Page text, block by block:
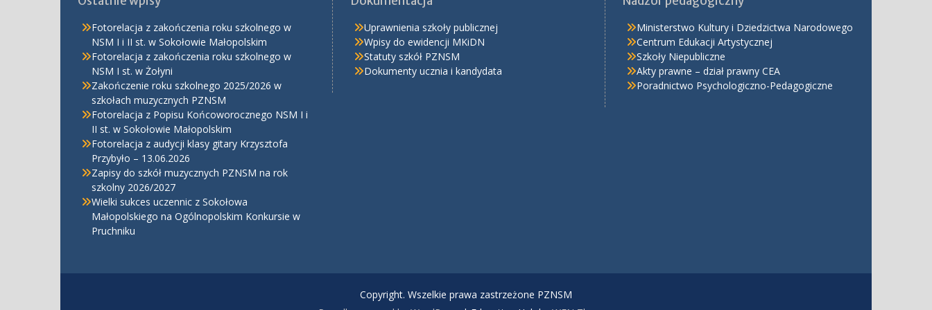
Fotorelacja z zakończenia roku szkolnego w
NSM I i II st. w Sokołowie Małopolskim
Fotorelacja z zakończenia roku szkolnego w
NSM I st. w Żołyni
Zakończenie roku szkolnego 2025/2026 w
szkołach muzycznych PZNSM
Fotorelacja z Popisu Końcoworocznego NSM I i
II st. w Sokołowie Małopolskim
Fotorelacja z audycji klasy gitary Krzysztofa
Przybyło – 13.06.2026
Zapisy do szkół muzycznych PZNSM na rok
szkolny 2026/2027
Wielki sukces uczennic z Sokołowa
Małopolskiego na Ogólnopolskim Konkursie w
Pruchniku
Uprawnienia szkoły publicznej
Wpisy do ewidencji MKiDN
Statuty szkół PZNSM
Dokumenty ucznia i kandydata
Ministerstwo Kultury i Dziedzictwa Narodowego
Centrum Edukacji Artystycznej
Szkoły Niepubliczne
Akty prawne – dział prawny CEA
Poradnictwo Psychologiczno-Pedagogiczne
Copyright. Wszelkie prawa zastrzeżone PZNSM